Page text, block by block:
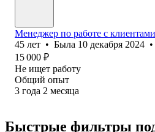
Менеджер по работе с клиентами
45 лет • Была 10 декабря 2024 •
15 000 ₽
Не ищет работу
Общий опыт
3 года 2 месяца
Быстрые фильтры